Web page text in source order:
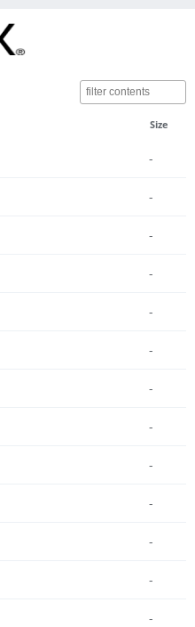
Size
-
-
-
-
-
-
-
-
-
-
-
-
-